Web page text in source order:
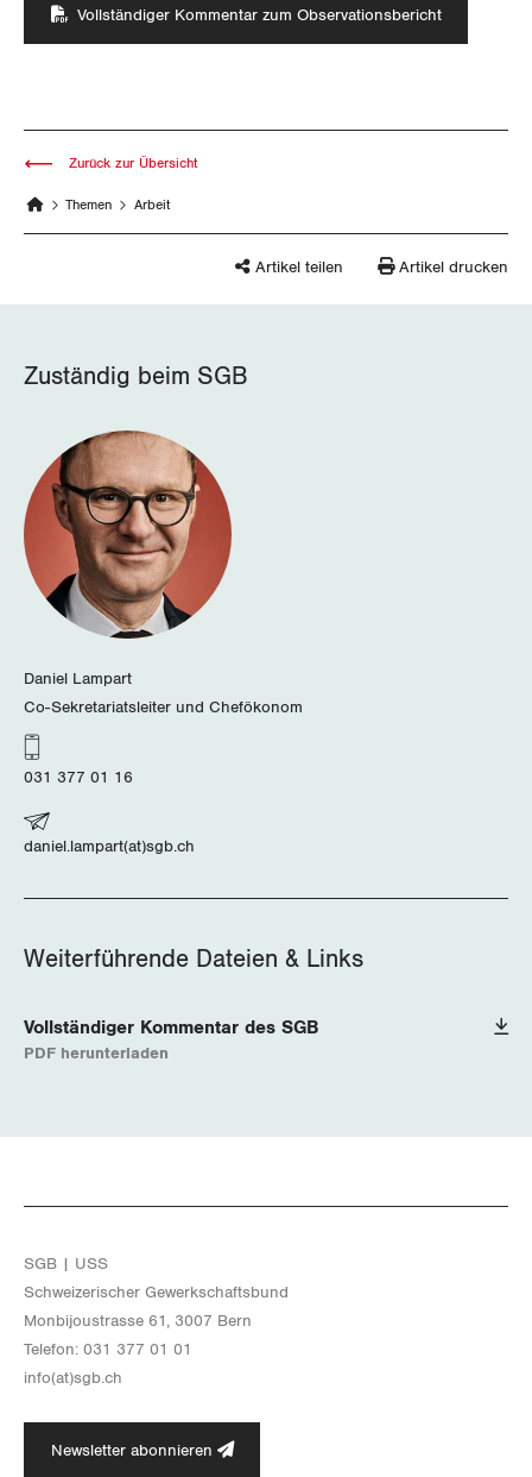
Queer-Kommission
Freiburg
Glarus
Luzern
Obwalden
Schaffhausen
Schwyz
St. Gallen-Appenzell
Wallis
Zug
Vollständiger Kommentar zum Observationsbericht
Themen Arbeit
Zurück zur Übersicht
Artikel teilen Artikel drucken
Zuständig beim SGB
Daniel Lampart
Co-Sekretariatsleiter und Chefökonom
031 377 01 16
daniel.lampart(at)sgb.ch
Weiterführende Dateien & Links
Vollständiger Kommentar des SGB
PDF herunterladen
SGB | USS
Schwei­ze­ri­scher Ge­werk­schafts­bund
Mon­bi­joustras­se 61, 3007 Bern
Te­le­fon: 031 377 01 01
info(at)​sgb.​ch
Newsletter abonnieren